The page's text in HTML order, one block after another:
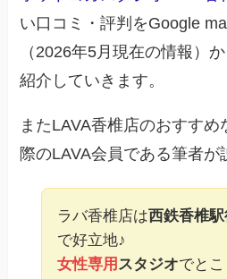
い口コミ・評判をGoogle
（2026年5月現在の情報）
紹介していきます。
またLAVA香椎店のおすす
際のLAVA会員である筆者が
ラバ香椎店は西鉄香椎
で好立地♪
女性専用 スタジオでと